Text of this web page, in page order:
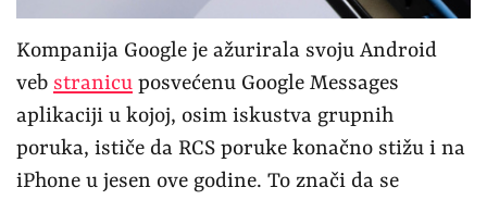
Kompanija Google je ažurirala svoju Android
veb stranicu posvećenu Google Messages
aplikaciji u kojoj, osim iskustva grupnih
poruka, ističe da RCS poruke konačno stižu i na
iPhone u jesen ove godine. To znači da se